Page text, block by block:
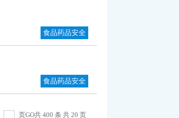
食品药品安全
食品药品安全
页GO共 400 条 共 20 页